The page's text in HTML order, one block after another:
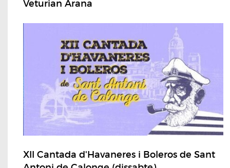
Veturian Arana
XII Cantada d'Havaneres i Boleros de Sant